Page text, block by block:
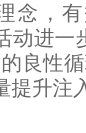
念，
动进一
的良性
提升注